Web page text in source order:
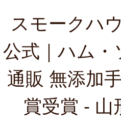
スモークハ
公式｜ハム・
通販 無添加
賞受賞 - 山